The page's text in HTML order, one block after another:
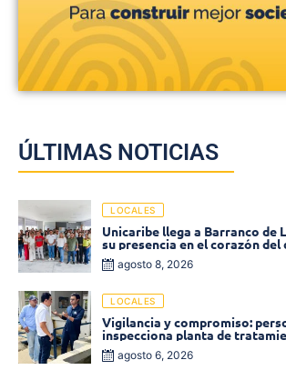
ÚLTIMAS NOTICIAS
LOCALES
Unicaribe llega a Barranco de
su presencia en el corazón del
Bolívar
agosto 8, 2026
LOCALES
Vigilancia y compromiso:
inspecciona planta de
agosto 6, 2026